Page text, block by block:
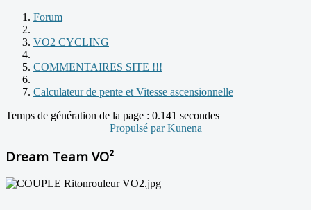
Forum
VO2 CYCLING
COMMENTAIRES SITE !!!
Calculateur de pente et Vitesse ascensionnelle
Temps de génération de la page : 0.141 secondes
Propulsé parKunena
Dream Team VO²